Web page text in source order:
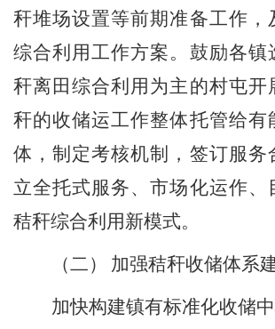
秆堆场设置等前期准备工作，
综合利用工作方案。鼓励各镇
秆离田综合利用为主的村屯开
秆的收储运工作整体托管给有
体，制定考核机制，签订服务
立全托式服务、市场化运作、
秸秆综合利用新模式。
（二）
加强秸秆收储体系
加快构建镇有标准化收储